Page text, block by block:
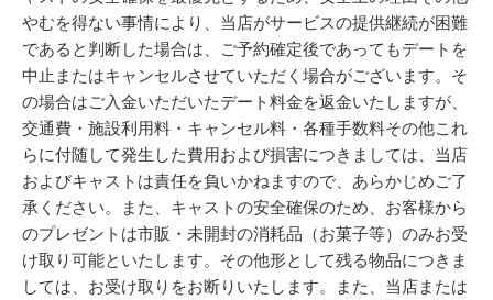
やむを得ない事情により、当店がサービスの提供継続が困難
であると判断した場合は、ご予約確定後であってもデートを
中止またはキャンセルさせていただく場合がございます。そ
の場合はご入金いただいたデート料金を返金いたしますが、
交通費・施設利用料・キャンセル料・各種手数料その他これ
らに付随して発生した費用および損害につきましては、当店
およびキャストは責任を負いかねますので、あらかじめご了
承ください。また、キャストの安全確保のため、お客様から
のプレゼントは市販・未開封の消耗品（お菓子等）のみお受
け取り可能といたします。その他形として残る物品につきま
しては、お受け取りをお断りいたします。また、当店または